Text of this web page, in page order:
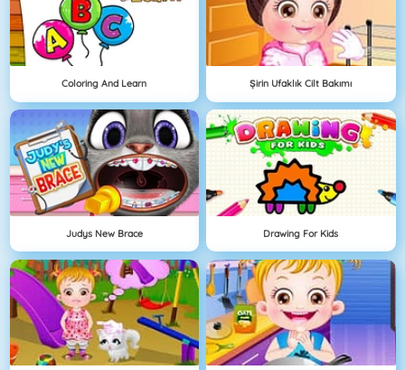
Coloring And Learn Şirin Ufaklık Cilt Bakımı
Judys New Brace Drawing For Kids